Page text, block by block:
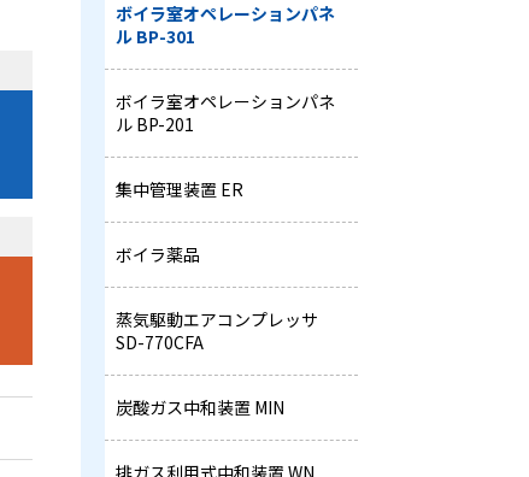
ボイラ室オペレーションパネ
ル BP-301
ボイラ室オペレーションパネ
ル BP-201
集中管理装置 ER
ボイラ薬品
蒸気駆動エアコンプレッサ
SD-770CFA
炭酸ガス中和装置 MIN
排ガス利用式中和装置 WN